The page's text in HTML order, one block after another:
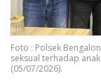
Foto : Polsek
seksual terhadap
(05/07/2026).